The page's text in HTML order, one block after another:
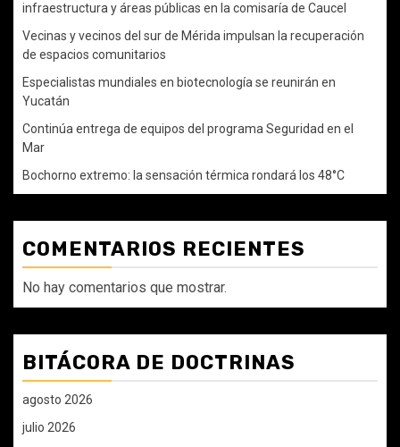
infraestructura y áreas públicas en la comisaría de Caucel
Vecinas y vecinos del sur de Mérida impulsan la recuperación
de espacios comunitarios
Especialistas mundiales en biotecnología se reunirán en
Yucatán
Continúa entrega de equipos del programa Seguridad en el
Mar
Bochorno extremo: la sensación térmica rondará los 48°C
COMENTARIOS RECIENTES
No hay comentarios que mostrar.
BITÁCORA DE DOCTRINAS
agosto 2026
julio 2026